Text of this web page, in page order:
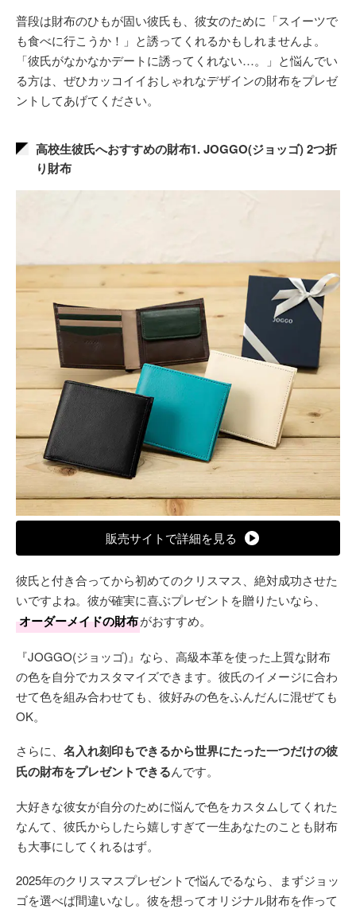
普段は財布のひもが固い彼氏も、彼女のために「スイーツで
も食べに行こうか！」と誘ってくれるかもしれませんよ。
「彼氏がなかなかデートに誘ってくれない…。」と悩んでい
る方は、ぜひカッコイイおしゃれなデザインの財布をプレゼ
ントしてあげてください。
高校生彼氏へおすすめの財布1. JOGGO(ジョッゴ) 2つ折
り財布
販売サイトで詳細を見る
彼氏と付き合ってから初めてのクリスマス、絶対成功させた
いですよね。彼が確実に喜ぶプレゼントを贈りたいなら、
オーダーメイドの財布がおすすめ。
『JOGGO(ジョッゴ)』なら、高級本革を使った上質な財布
の色を自分でカスタマイズできます。彼氏のイメージに合わ
せて色を組み合わせても、彼好みの色をふんだんに混ぜても
OK。
さらに、 名入れ刻印もできるから世界にたった一つだけの彼
氏の財布をプレゼントできるんです。
大好きな彼女が自分のために悩んで色をカスタムしてくれた
なんて、彼氏からしたら嬉しすぎて一生あなたのことも財布
も大事にしてくれるはず。
2025年のクリスマスプレゼントで悩んでるなら、まずジョッ
ゴを選べば間違いなし。彼を想ってオリジナル財布を作って